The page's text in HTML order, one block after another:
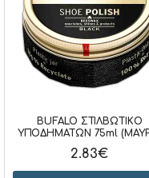
BUFALO ΣΤΙΛΒΩΤΙΚΟ
ΥΠΟΔΗΜΑΤΩΝ 75ml
2.83€